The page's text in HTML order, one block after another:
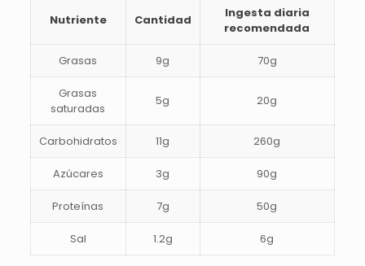
Nutriente Cantidad
Ingesta diaria
recomendada
Grasas 9g 70g
Grasas
saturadas
5g 20g
Carbohidratos 11g 260g
Azúcares 3g 90g
Proteínas 7g 50g
Sal 1.2g 6g